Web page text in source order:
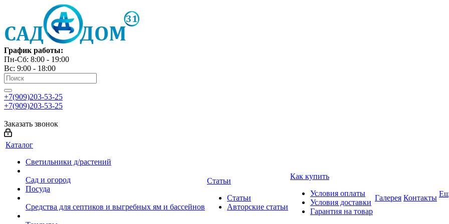
График работы:
Пн-Сб: 8:00 - 19:00
Вс: 9:00 - 18:00
+7(909)203-53-25
+7(909)203-53-25
Заказать звонок
Каталог
Светильники д/растений
Сад и огород
Посуда
Средства для септиков и выгребных ям и бассейнов
Статьи
Статьи
Авторские статьи
Как купить
Условия оплаты
Условия доставки
Гарантия на товар
Галерея Контакты